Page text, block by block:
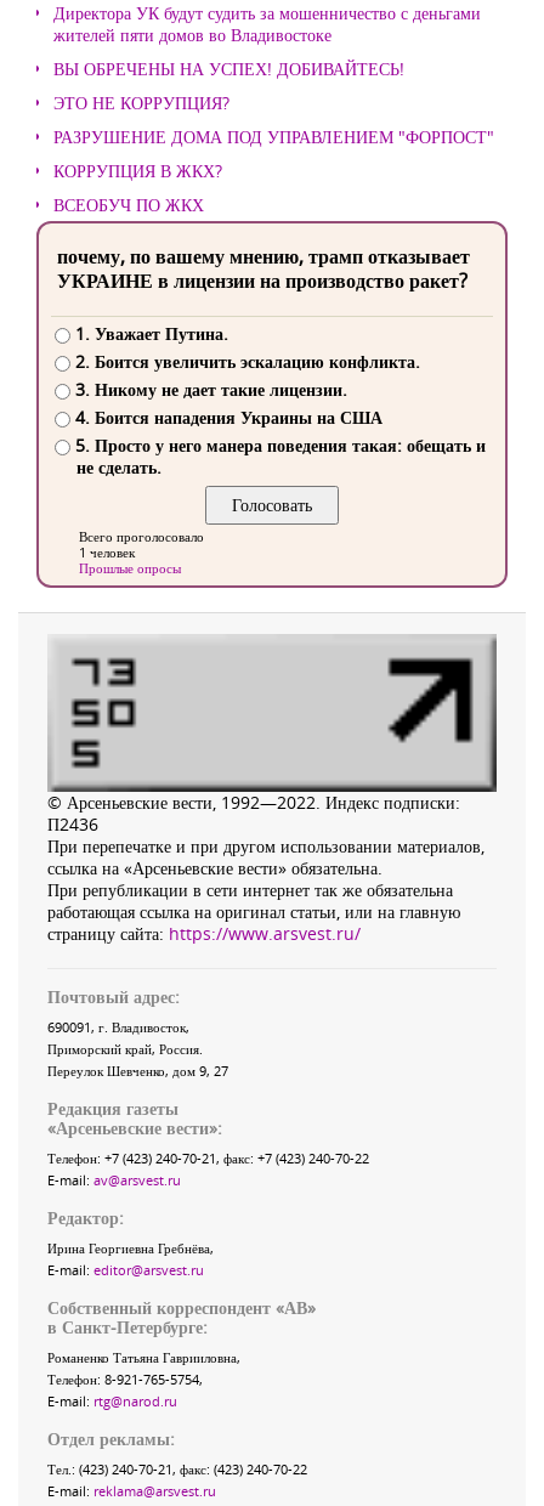
Директора УК будут судить за мошенничество с деньгами
жителей пяти домов во Владивостоке
ВЫ ОБРЕЧЕНЫ НА УСПЕХ! ДОБИВАЙТЕСЬ!
ЭТО НЕ КОРРУПЦИЯ?
РАЗРУШЕНИЕ ДОМА ПОД УПРАВЛЕНИЕМ "ФОРПОСТ"
КОРРУПЦИЯ В ЖКХ?
ВСЕОБУЧ ПО ЖКХ
почему, по вашему мнению, трамп отказывает
УКРАИНЕ в лицензии на производство ракет?
1. Уважает Путина.
2. Боится увеличить эскалацию конфликта.
3. Никому не дает такие лицензии.
4. Боится нападения Украины на США
5. Просто у него манера поведения такая: обещать и
не сделать.
Всего проголосовало
1 человек
Прошлые опросы
© Арсеньевские вести, 1992—2022. Индекс подписки:
П2436
При перепечатке и при другом использовании материалов,
ссылка на «Арсеньевские вести» обязательна.
При републикации в сети интернет так же обязательна
работающая ссылка на оригинал статьи, или на главную
страницу сайта: https://www.arsvest.ru/
Почтовый адрес:
690091, г. Владивосток,
Приморский край, Россия.
Переулок Шевченко, дом 9, 27
Редакция газеты
«Арсеньевские вести»:
Телефон: +7 (423) 240-70-21, факс: +7 (423) 240-70-22
E-mail: av@arsvest.ru
Редактор:
Ирина Георгиевна Гребнёва,
E-mail: editor@arsvest.ru
Собственный корреспондент «АВ»
в Санкт-Петербурге:
Романенко Татьяна Гаврииловна,
Телефон: 8-921-765-5754,
E-mail: rtg@narod.ru
Отдел рекламы:
Тел.: (423) 240-70-21, факс: (423) 240-70-22
E-mail: reklama@arsvest.ru